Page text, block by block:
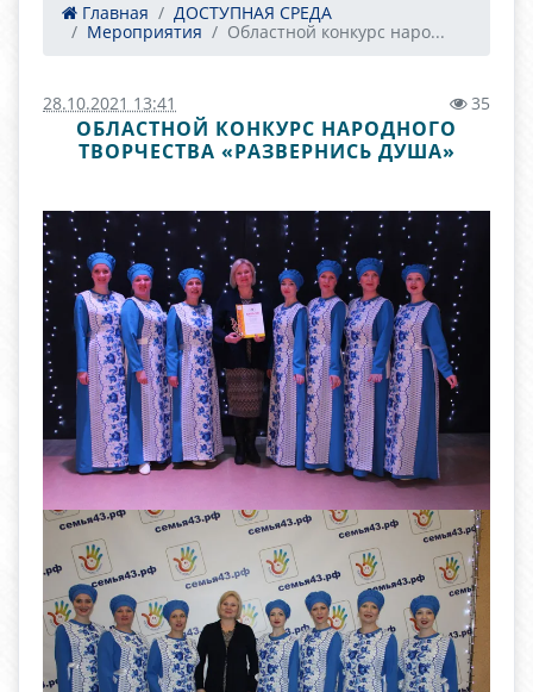
Главная
ДОСТУПНАЯ СРЕДА
Мероприятия
Областной конкурс наро...
28.10.2021 13:41 35
ОБЛАСТНОЙ КОНКУРС НАРОДНОГО
ТВОРЧЕСТВА «РАЗВЕРНИСЬ ДУША»